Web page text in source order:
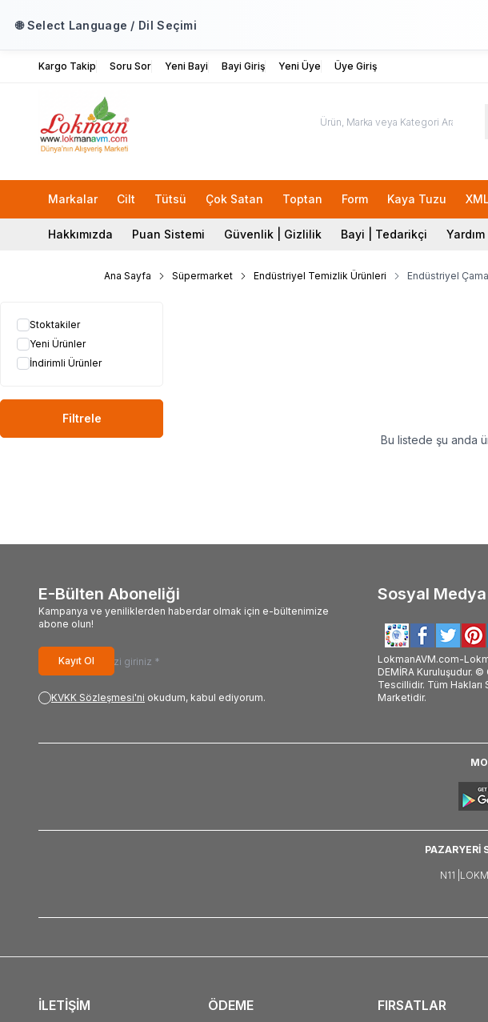
🌐 Select Language / Dil Seçimi
Kargo Takip Soru Sor Yeni Bayi Bayi Giriş Yeni Üye Üye Giriş
Markalar Cilt Tütsü Çok Satan Toptan Form Kaya Tuzu XML
Hakkımızda Puan Sistemi Güvenlik | Gizlilik Bayi | Tedarikçi Yardım
Ana Sayfa Süpermarket Endüstriyel Temizlik Ürünleri Endüstriyel
Stoktakiler
Yeni Ürünler
İndirimli Ürünler
Filtrele
Bu listede şu anda
E-Bülten Aboneliği
Kampanya ve yeniliklerden haberdar olmak için e-bültenimize
abone olun!
Kayıt Ol
KVKK Sözleşmesi'ni okudum, kabul ediyorum.
Sosyal Medya
LokmanAVM.com-
DEMİRA Kuruluşudur.
Tescillidir. Tüm Hakları
Marketidir.
PAZARYERİ
N11 |
İLETİŞİM ÖDEME FIRSATLAR